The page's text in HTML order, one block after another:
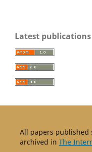
Latest publications
All papers published
archived in The